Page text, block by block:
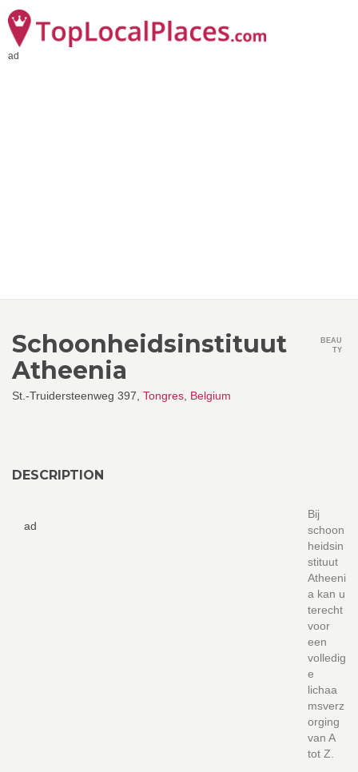
ad
Schoonheidsinstituut
Atheenia
St.-Truidersteenweg 397, Tongres Belgium
BEAU
TY
DESCRIPTION
ad
Bij
schoon
heidsin
stituut
Atheeni
a kan u
terecht
voor
een
volledig
e
lichaa
msverz
orging
van A
tot Z.